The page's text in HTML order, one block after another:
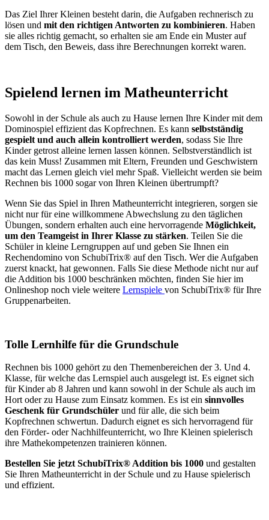
Das Ziel Ihrer Kleinen besteht darin, die Aufgaben rechnerisch zu
lösen und mit den richtigen Antworten zu kombinieren. Haben
sie alles richtig gemacht, so erhalten sie am Ende ein Muster auf
dem Tisch, den Beweis, dass ihre Berechnungen korrekt waren.
Spielend lernen im Matheunterricht
Sowohl in der Schule als auch zu Hause lernen Ihre Kinder mit dem
Dominospiel effizient das Kopfrechnen. Es kann selbstständig
gespielt und auch allein kontrolliert werden, sodass Sie Ihre
Kinder getrost alleine lernen lassen können. Selbstverständlich ist
das kein Muss! Zusammen mit Eltern, Freunden und Geschwistern
macht das Lernen gleich viel mehr Spaß. Vielleicht werden sie beim
Rechnen bis 1000 sogar von Ihren Kleinen übertrumpft?
Wenn Sie das Spiel in Ihren Matheunterricht integrieren, sorgen sie
nicht nur für eine willkommene Abwechslung zu den täglichen
Übungen, sondern erhalten auch eine hervorragende Möglichkeit,
um den Teamgeist in Ihrer Klasse zu stärken. Teilen Sie die
Schüler in kleine Lerngruppen auf und geben Sie Ihnen ein
Rechendomino von SchubiTrix® auf den Tisch. Wer die Aufgaben
zuerst knackt, hat gewonnen. Falls Sie diese Methode nicht nur auf
die Addition bis 1000 beschränken möchten, finden Sie hier im
Onlineshop noch viele weitere Lernspiele von SchubiTrix® für Ihre
Gruppenarbeiten.
Tolle Lernhilfe für die Grundschule
Rechnen bis 1000 gehört zu den Themenbereichen der 3. Und 4.
Klasse, für welche das Lernspiel auch ausgelegt ist. Es eignet sich
für Kinder ab 8 Jahren und kann sowohl in der Schule als auch im
Hort oder zu Hause zum Einsatz kommen. Es ist ein sinnvolles
Geschenk für Grundschüler und für alle, die sich beim
Kopfrechnen schwertun. Dadurch eignet es sich hervorragend für
den Förder- oder Nachhilfeunterricht, wo Ihre Kleinen spielerisch
ihre Mathekompetenzen trainieren können.
Bestellen Sie jetzt SchubiTrix® Addition bis 1000 und gestalten
Sie Ihren Matheunterricht in der Schule und zu Hause spielerisch
und effizient.